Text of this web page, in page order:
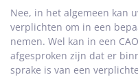
Nee, in het algemeen kan
verplichten om in een
nemen. Wel kan in een
afgesproken zijn dat er
sprake is van een